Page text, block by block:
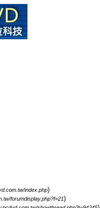
index.php)
forumdisplay.php?f=21)